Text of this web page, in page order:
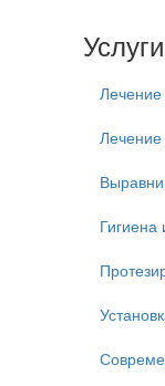
Услуги
Лечение
Лечение